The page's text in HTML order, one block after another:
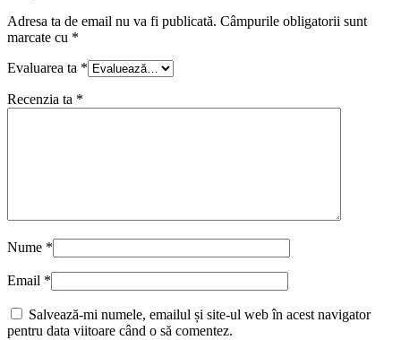
Adresa ta de email nu va fi publicată. Câmpurile obligatorii sunt
marcate cu *
Evaluarea ta *
Recenzia ta *
Nume *
Email *
Salvează-mi numele, emailul și site-ul web în acest navigator
pentru data viitoare când o să comentez.